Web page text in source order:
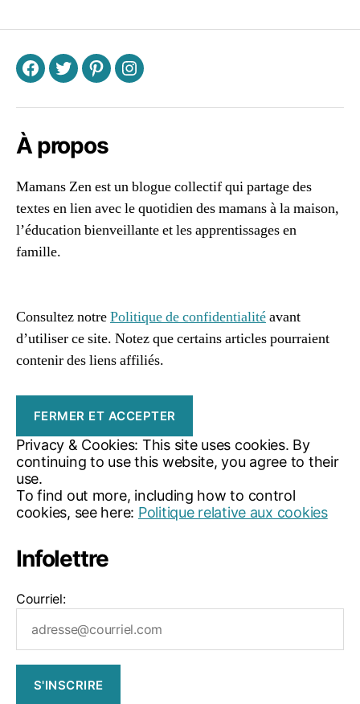
F T P I
À propos
Mamans Zen est un blogue collectif qui partage des
textes en lien avec le quotidien des mamans à la maison,
l’éducation bienveillante et les apprentissages en
famille.
Consultez notrePolitique de confidentialitéavant
d’utiliser ce site. Notez que certains articles pourraient
contenir des liens affiliés.
Privacy & Cookies: This site uses cookies. By
continuing to use this website, you agree to their
use.
To find out more, including how to control
cookies, see here: Politique relative aux cookies
Infolettre
Courriel: